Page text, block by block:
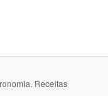
Receitas